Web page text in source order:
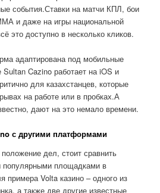
события.Ставки на матчи КПЛ, бои
и даже на игры национальной
это доступно в несколько кликов.
адаптирована под мобильные
Cazino работает на iOS и
для казахстанцев, которые
на работе или в пробках.А
дают на это немало времени.
с другими платформами
дел, стоит сравнить
популярными площадками в
примера Volta казино – одного из
а также две другие известные